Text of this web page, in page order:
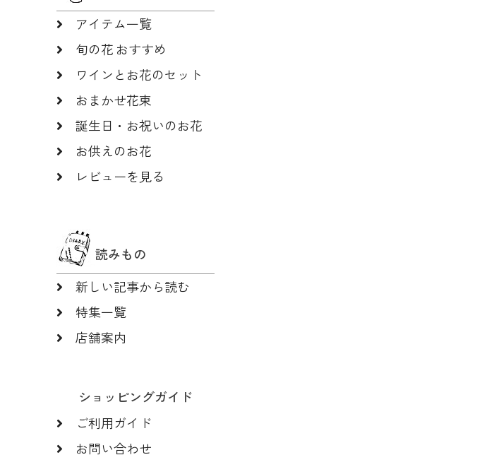
アイテム一覧
旬の花 おすすめ
ワインとお花のセット
おまかせ花束
誕生日・お祝いのお花
お供えのお花
レビューを見る
読みもの
新しい記事から読む
特集一覧
店舗案内
ショッピングガイド
ご利用ガイド
お問い合わせ